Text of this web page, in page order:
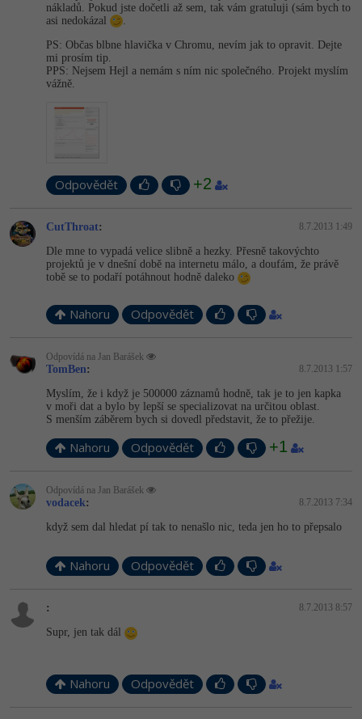
nákladů. Pokud jste dočetli až sem, tak vám gratuluji (sám bych to
asi nedokázal
PS: Občas blbne hlavička v Chromu, nevím jak to opravit. Dejte
mi prosím tip.
PPS: Nejsem Hejl a nemám s ním nic společného. Projekt myslím
vážně.
Odpovědět +2
CutThroat: 8.7.2013 1:49
Dle mne to vypadá velice slibně a hezky. Přesně takovýchto
projektů je v dnešní době na internetu málo, a doufám, že právě
tobě se to podaří potáhnout hodně daleko
Nahoru Odpovědět
Odpovídá na Jan Barášek
TomBen: 8.7.2013 1:57
Myslím, že i když je 500000 záznamů hodně, tak je to jen kapka
v moři dat a bylo by lepší se specializovat na určitou oblast.
S menším záběrem bych si dovedl představit, že to přežije.
Nahoru Odpovědět +1
Odpovídá na Jan Barášek
vodacek: 8.7.2013 7:34
když sem dal hledat pí tak to nenašlo nic, teda jen ho to přepsalo
Nahoru Odpovědět
: 8.7.2013 8:57
Supr, jen tak dál
Nahoru Odpovědět